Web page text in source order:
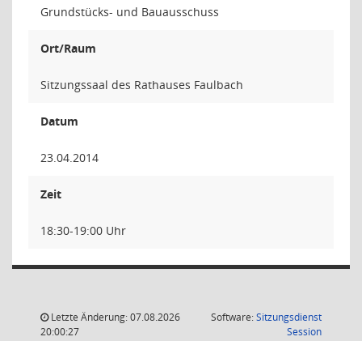
Grundstücks- und Bauausschuss
Ort/Raum
Sitzungssaal des Rathauses Faulbach
Datum
23.04.2014
Zeit
18:30-19:00 Uhr
Letzte Änderung: 07.08.2026
20:00:27
Software:Sitzungsdienst
Session(Wird in